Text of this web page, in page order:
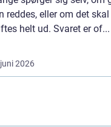
reddes, eller om det skal
helt ud. Svaret er of...
2026